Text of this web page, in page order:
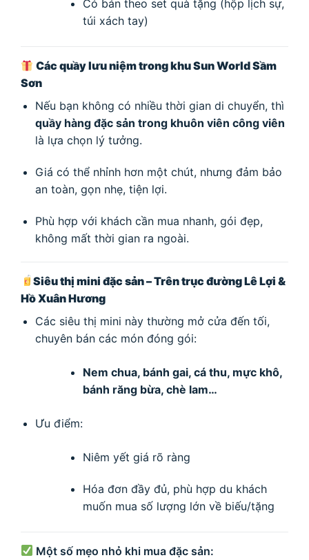
Có bán theo set quà tặng (hộp lịch sự,
túi xách tay)
Các quầy lưu niệm trong khu Sun World Sầm
Sơn
Nếu bạn không có nhiều thời gian di chuyển, thì
quầy hàng đặc sản trong khuôn viên công viên
là lựa chọn lý tưởng.
Giá có thể nhỉnh hơn một chút, nhưng đảm bảo
an toàn, gọn nhẹ, tiện lợi.
Phù hợp với khách cần mua nhanh, gói đẹp,
không mất thời gian ra ngoài.
Siêu thị mini đặc sản – Trên trục đường Lê Lợi &
Hồ Xuân Hương
Các siêu thị mini này thường mở cửa đến tối,
chuyên bán các món đóng gói:
Nem chua, bánh gai, cá thu, mực khô,
bánh răng bừa, chè lam…
Ưu điểm:
Niêm yết giá rõ ràng
Hóa đơn đầy đủ, phù hợp du khách
muốn mua số lượng lớn về biếu/tặng
Một số mẹo nhỏ khi mua đặc sản: